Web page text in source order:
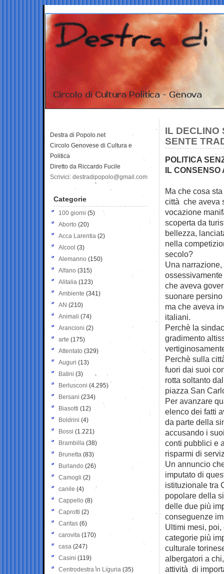
IL DECLINO
SENTE
POLITICA
IL CONSENSO
Ma che cosa
città che aveva
vocazione
scoperta da
bellezza,
nella
secolo?
Una
che aveva
suonare
ma che aveva
italiani.
Perchè la
gradimento
Perchè sulla
fuori dai suoi
rotta soltanto
piazza San
Per avanzare
elenco dei fatti
da parte della
accusando i
conti pubblici e
risparmi di
Un annuncio
imputato di
istituzionale tra
popolare della
delle due più
conseguenze
Ultimi mesi,
categorie più
culturale
albergatori a
attività di
Destra di Popolo.net
Circolo Genovese di Cultura e
Politica
Diretto da Riccardo Fucile
Scrivici: destradipopolo@gmail.com
Categorie
100 giorni (5)
Aborto (20)
Acca Larentia (2)
Alcool (3)
Alemanno (150)
Alfano (315)
Alitalia (123)
Ambiente (341)
AN (210)
Animali (74)
Arancioni (2)
arte (175)
Attentato (329)
Auguri (13)
Batini (3)
Berlusconi (4.295)
Bersani (234)
Biasotti (12)
Boldrini (4)
Bossi (1.221)
Brambilla (38)
Brunetta (83)
Burlando (26)
Camogli (2)
canile (4)
Cappello (8)
Caprotti (2)
Caritas (6)
carovita (170)
casa (247)
Casini (119)
Centrodestra in Liguria (35)